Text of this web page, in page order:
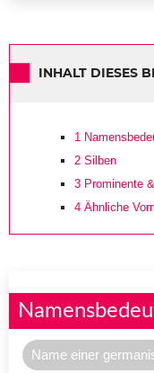
INHALT DIESES
1
2 Silben
3 Prominente
4 Ähnliche
Name einer